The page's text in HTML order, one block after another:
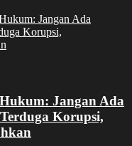
Jangan Ada
Korupsi,